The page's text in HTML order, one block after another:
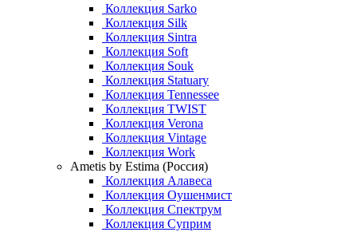
Коллекция Sarko
Коллекция Silk
Коллекция Sintra
Коллекция Soft
Коллекция Souk
Коллекция Statuary
Коллекция Tennessee
Коллекция TWIST
Коллекция Verona
Коллекция Vintage
Коллекция Work
Ametis by Estima (Россия)
Коллекция Алавеса
Коллекция Оушенмист
Коллекция Спектрум
Коллекция Суприм